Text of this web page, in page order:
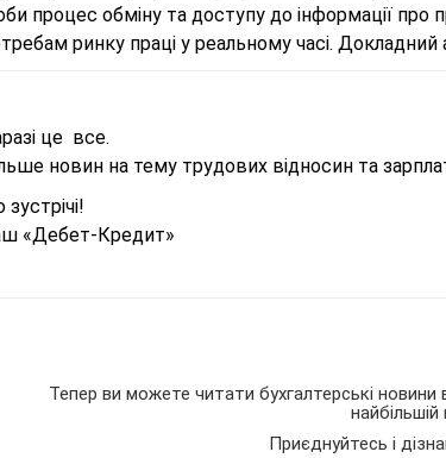
процес обміну та доступу до інформації про
ринку праці у реальному часі.
це все.
новин на тему трудових відносин та
«Дебет-Кредит»
Тепер ви можете читати бухгалтерські
найбільшій
Приєднуйтесь і